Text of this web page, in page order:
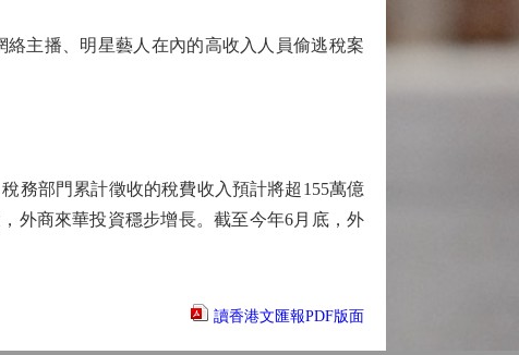
主播、明星藝人在內的高收入人員偷逃稅案
部門累計徵收的稅費收入預計將超155萬億
外商來華投資穩步增長。截至今年6月底，外
讀香港文匯報PDF版面